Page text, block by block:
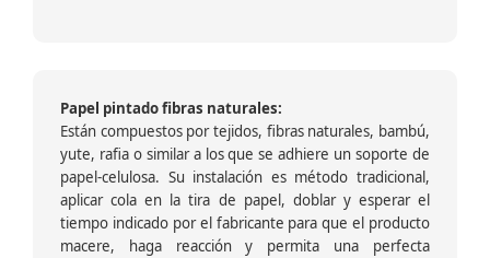
Papel pintado fibras naturales:
Están compuestos por tejidos, fibras naturales, bambú,
yute, rafia o similar a los que se adhiere un soporte de
papel-celulosa. Su instalación es método tradicional,
aplicar cola en la tira de papel, doblar y esperar el
tiempo indicado por el fabricante para que el producto
macere, haga reacción y permita una perfecta